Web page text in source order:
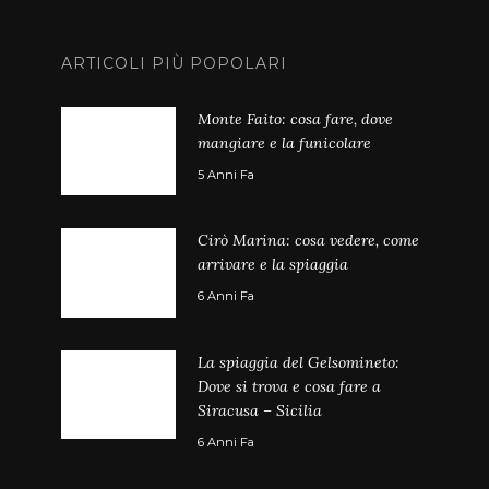
ARTICOLI PIÙ POPOLARI
Monte Faito: cosa fare, dove
mangiare e la funicolare
5 Anni Fa
Cirò Marina: cosa vedere, come
arrivare e la spiaggia
6 Anni Fa
La spiaggia del Gelsomineto:
Dove si trova e cosa fare a
Siracusa – Sicilia
6 Anni Fa